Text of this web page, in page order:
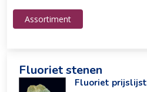
Assortiment
Fluoriet stenen
Fluoriet prijslijst